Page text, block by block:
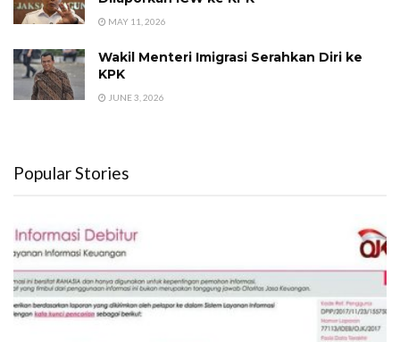
MAY 11, 2026
Wakil Menteri Imigrasi Serahkan Diri ke
KPK
JUNE 3, 2026
Popular Stories